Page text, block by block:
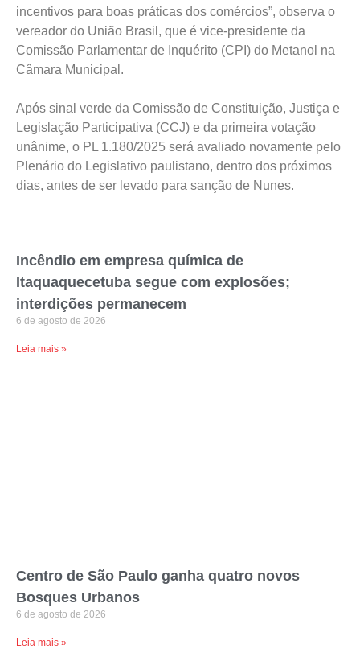
incentivos para boas práticas dos comércios”, observa o
vereador do União Brasil, que é vice-presidente da
Comissão Parlamentar de Inquérito (CPI) do Metanol na
Câmara Municipal.
Após sinal verde da Comissão de Constituição, Justiça e
Legislação Participativa (CCJ) e da primeira votação
unânime, o PL 1.180/2025 será avaliado novamente pelo
Plenário do Legislativo paulistano, dentro dos próximos
dias, antes de ser levado para sanção de Nunes.
Incêndio em empresa química de
Itaquaquecetuba segue com explosões;
interdições permanecem
6 de agosto de 2026
Leia mais »
Centro de São Paulo ganha quatro novos
Bosques Urbanos
6 de agosto de 2026
Leia mais »